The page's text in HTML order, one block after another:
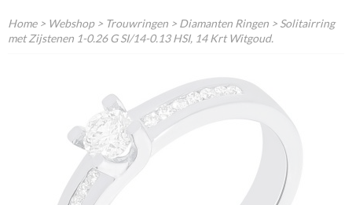
Home> Webshop> Trouwringen > Diamanten Ringen > Solitairring
met Zijstenen 1-0.26 G SI/14-0.13 HSI, 14 Krt Witgoud.